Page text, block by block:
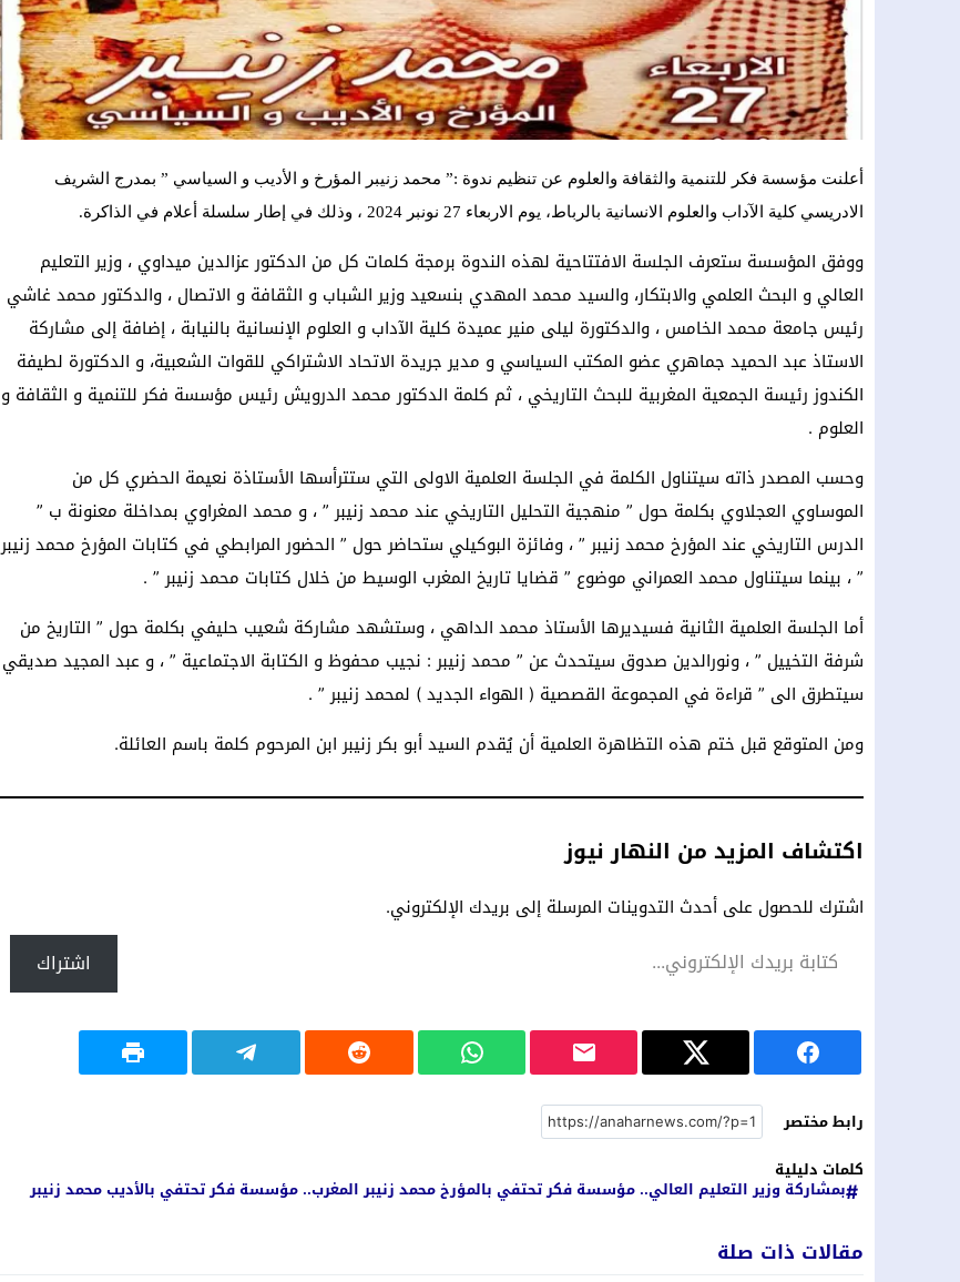
أعلنت مؤسسة فكر للتنمية والثقافة والعلوم عن تنظيم ندوة :” محمد زنيبر المؤرخ و الأديب و السياسي ” بمدرج الشريف
الادريسي كلية الآداب والعلوم الانسانية بالرباط، يوم الاربعاء 27 نونبر 2024 ، وذلك في إطار سلسلة أعلام في الذاكرة.
ووفق المؤسسة ستعرف الجلسة الافتتاحية لهذه الندوة برمجة كلمات كل من الدكتور عزالدين ميداوي ، وزير التعليم
العالي و البحث العلمي والابتكار، والسيد محمد المهدي بنسعيد وزير الشباب و الثقافة و الاتصال ، والدكتور محمد غاشي
رئيس جامعة محمد الخامس ، والدكتورة ليلى منير عميدة كلية الآداب و العلوم الإنسانية بالنيابة ، إضافة إلى مشاركة
الاستاذ عبد الحميد جماهري عضو المكتب السياسي و مدير جريدة الاتحاد الاشتراكي للقوات الشعبية، و الدكتورة لطيفة
الكندوز رئيسة الجمعية المغربية للبحث التاريخي ، ثم كلمة الدكتور محمد الدرويش رئيس مؤسسة فكر للتنمية و الثقافة و
العلوم .
وحسب المصدر ذاته سيتناول الكلمة في الجلسة العلمية الاولى التي ستترأسها الأستاذة نعيمة الحضري كل من
الموساوي العجلاوي بكلمة حول ” منهجية التحليل التاريخي عند محمد زنيبر ” ، و محمد المغراوي بمداخلة معنونة ب ”
الدرس التاريخي عند المؤرخ محمد زنيبر ” ، وفائزة البوكيلي ستحاضر حول ” الحضور المرابطي في كتابات المؤرخ محمد زنيبر
” ، بينما سيتناول محمد العمراني موضوع ” قضايا تاريخ المغرب الوسيط من خلال كتابات محمد زنيبر ” .
أما الجلسة العلمية الثانية فسيديرها الأستاذ محمد الداهي ، وستشهد مشاركة شعيب حليفي بكلمة حول ” التاريخ من
شرفة التخييل ” ، ونورالدين صدوق سيتحدث عن ” محمد زنيبر : نجيب محفوظ و الكتابة الاجتماعية ” ، و عبد المجيد صديقي
سيتطرق الى ” قراءة في المجموعة القصصية ( الهواء الجديد ) لمحمد زنيبر ” .
ومن المتوقع قبل ختم هذه التظاهرة العلمية أن يُقدم السيد أبو بكر زنيبر ابن المرحوم كلمة باسم العائلة.
اكتشاف المزيد من النهار نيوز
اشترك للحصول على أحدث التدوينات المرسلة إلى بريدك الإلكتروني.
اشتراك
رابط مختصر
كلمات دليلية
بمشاركة وزير التعليم العالي.. مؤسسة فكر تحتفي بالمؤرخ محمد زنيبر المغرب.. مؤسسة فكر تحتفي بالأديب محمد زنيبر
مقالات ذات صلة